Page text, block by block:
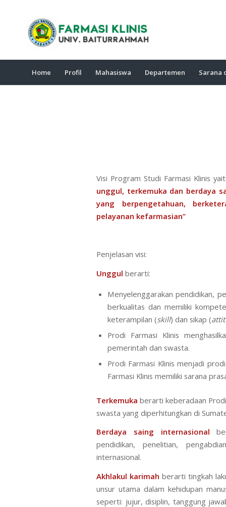
Home Profil Mahasiswa Departemen Sarana
Visi Program Studi Farmasi Klinis
unggul, terkemuka dan berdaya
yang berpengetahuan,
pelayanan kefarmasian”
Penjelasan visi:
Unggul berarti:
Menyelenggarakan pendidikan,
berkualitas dan memiliki
keterampilan (skill) dan sikap (
Prodi Farmasi Klinis
pemerintah dan swasta.
Prodi Farmasi Klinis menjadi
Farmasi Klinis memiliki sarana
Terkemuka berarti keberadaan
swasta yang diperhitungkan di
Berdaya saing internasional
pendidikan, penelitian,
internasional.
Akhlakul karimah berarti tingkah
unsur utama dalam kehidupan
seperti: jujur, disiplin, tanggung